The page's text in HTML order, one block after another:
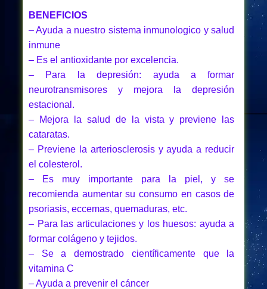
BENEFICIOS
– Ayuda a nuestro sistema inmunologico y salud
inmune
– Es el antioxidante por excelencia.
– Para la depresión: ayuda a formar
neurotransmisores y mejora la depresión
estacional.
– Mejora la salud de la vista y previene las
cataratas.
– Previene la arteriosclerosis y ayuda a reducir
el colesterol.
– Es muy importante para la piel, y se
recomienda aumentar su consumo en casos de
psoriasis, eccemas, quemaduras, etc.
– Para las articulaciones y los huesos: ayuda a
formar colágeno y tejidos.
– Se a demostrado científicamente que la
vitamina C
– Ayuda a prevenir el cáncer